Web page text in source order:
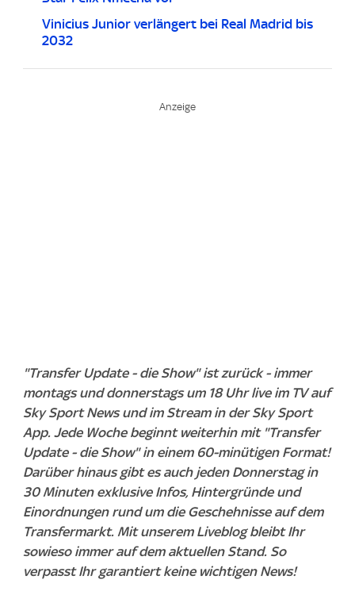
Vinicius Junior verlängert bei Real Madrid bis
2032
"Transfer Update - die Show" ist zurück - immer
montags und donnerstags um 18 Uhr live im TV auf
Sky Sport News und im Stream in der Sky Sport
App. Jede Woche beginnt weiterhin mit "Transfer
Update - die Show" in einem 60-minütigen Format!
Darüber hinaus gibt es auch jeden Donnerstag in
30 Minuten exklusive Infos, Hintergründe und
Einordnungen rund um die Geschehnisse auf dem
Transfermarkt. Mit unserem Liveblog bleibt Ihr
sowieso immer auf dem aktuellen Stand. So
verpasst Ihr garantiert keine wichtigen News!